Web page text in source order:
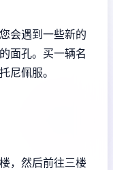
会遇到一些新的
面孔。买一辆名
尼佩服。
，然后前往三楼